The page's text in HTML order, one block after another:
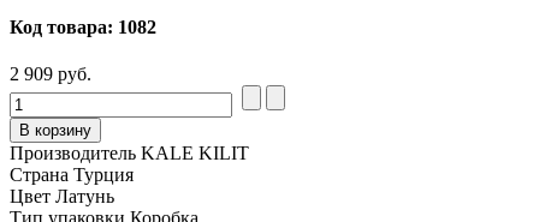
Код товара: 1082
2 909 руб.
В корзину
Производитель KALE KILIT
Страна Турция
Цвет Латунь